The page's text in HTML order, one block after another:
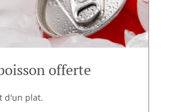
offerte
d'un plat.